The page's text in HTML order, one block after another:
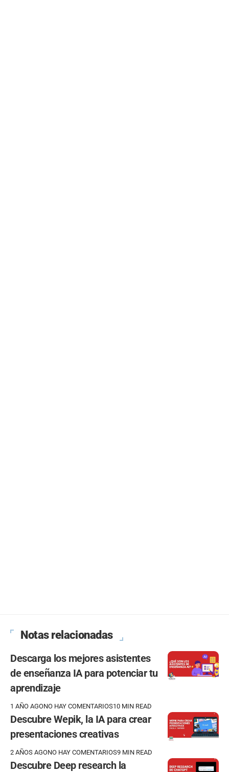
Notas relacionadas
Descarga los mejores asistentes
de enseñanza IA para potenciar tu
aprendizaje
1 AÑO AGONO HAY COMENTARIOS10 MIN READ
Descubre Wepik, la IA para crear
presentaciones creativas
2 AÑOS AGONO HAY COMENTARIOS9 MIN READ
Descubre Deep research la